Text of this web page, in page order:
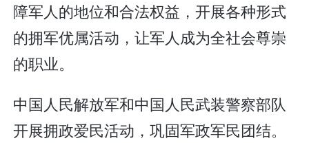
障军人的地位和合法权益，开展各种形式
的拥军优属活动，让军人成为全社会尊崇
的职业。
中国人民解放军和中国人民武装警察部队
开展拥政爱民活动，巩固军政军民团结。